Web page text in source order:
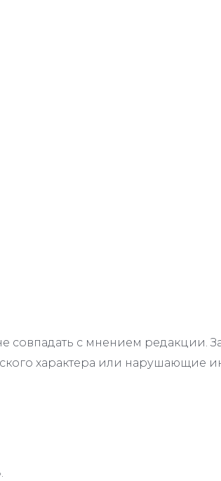
совпадать с мнением редакции.
характера или нарушающие